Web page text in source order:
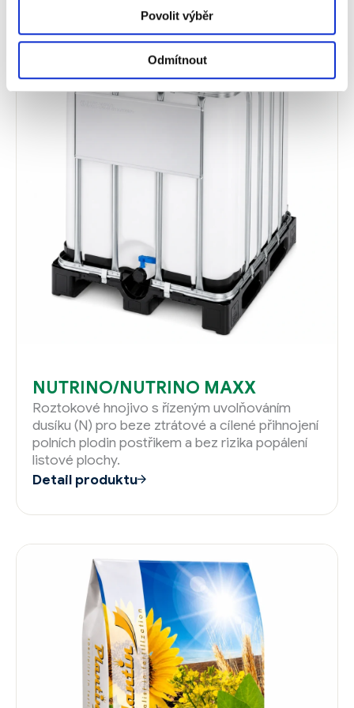
Povolit výběr
Odmítnout
NUTRINO/NUTRINO MAXX
Roztokové hnojivo s řízeným uvolňováním
dusíku (N) pro beze ztrátové a cílené přihnojení
polních plodin postřikem a bez rizika popálení
listové plochy.
Detail produktu